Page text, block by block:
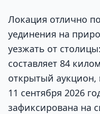
Локация отлично
уединения на
уезжать от
составляет 84
открытый аукцион,
11 сентября 2026
зафиксирована на